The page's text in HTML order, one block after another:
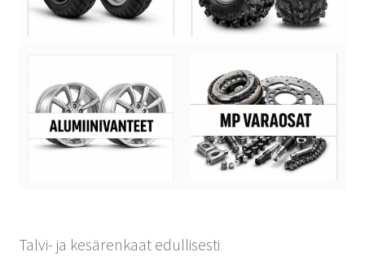
Talvi- ja kesärenkaat edullisesti